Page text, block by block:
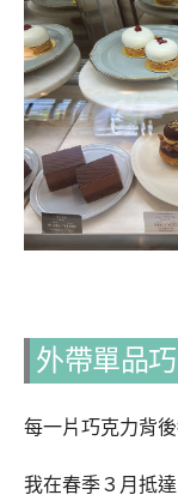
外帶單品
每一片巧克力背
我在春季３月抵